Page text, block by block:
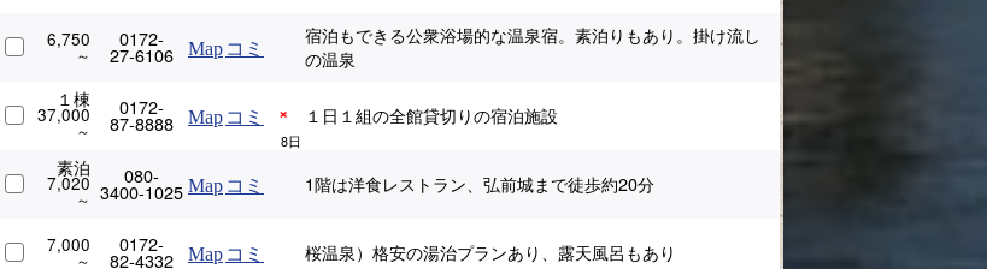
6,750 0172-
27-6106 Map コミ
宿泊もできる公衆浴場的な温泉宿。素泊りもあり。掛け流し
の温泉
１棟
37,000 0172-
87-8888 Map コミ × １日１組の全館貸切りの宿泊施設
素泊
7,020 080-
3400-1025 Map コミ 1階は洋食レストラン、弘前城まで徒歩約20分
7,000 0172-
82-4332 Map コミ 桜温泉）格安の湯治プランあり、露天風呂もあり